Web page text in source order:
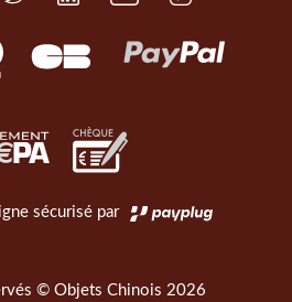
sécurisé par
© Objets Chinois 2026